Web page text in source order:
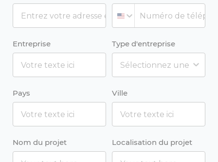
Entreprise Type d'entreprise
Pays Ville
Nom du projet Localisation du projet